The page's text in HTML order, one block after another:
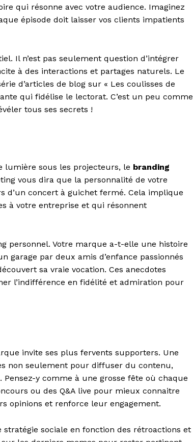
Company
About
My account
qui résonne avec votre audience. Imaginez
épisode doit laisser vos clients impatients
Il n’est pas seulement question d’intégrer
à des interactions et partages naturels. Le
d’articles de blog sur « Les coulisses de
qui fidélise le lectorat. C’est un peu comme
tous ses secrets !
lumière sous les projecteurs, le branding
vous dira que la personnalité de votre
d’un concert à guichet fermé. Cela implique
à votre entreprise et qui résonnent
personnel. Votre marque a-t-elle une histoire
garage par deux amis d’enfance passionnés
sa vraie vocation. Ces anecdotes
l’indifférence en fidélité et admiration pour
invite ses plus fervents supporters. Une
non seulement pour diffuser du contenu,
y comme à une grosse fête où chaque
ou des Q&A live pour mieux connaitre
opinions et renforce leur engagement.
sociale en fonction des rétroactions et